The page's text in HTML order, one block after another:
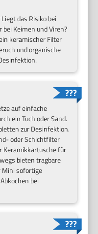
Liegt das Risiko bei
Keimen und Viren?
keramischer Filter
und organische
auf einfache
ein Tuch oder Sand.
zur Desinfektion.
oder Schichtfilter
Keramikkartusche für
bieten tragbare
Mini sofortige
bei